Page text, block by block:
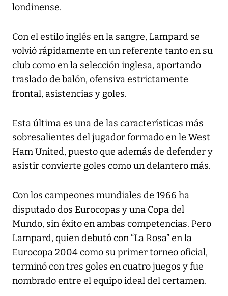
londinense.
Con el estilo inglés en la sangre, Lampard se
volvió rápidamente en un referente tanto en su
club como en la selección inglesa, aportando
traslado de balón, ofensiva estrictamente
frontal, asistencias y goles.
Esta última es una de las características más
sobresalientes del jugador formado en le West
Ham United, puesto que además de defender y
asistir convierte goles como un delantero más.
Con los campeones mundiales de 1966 ha
disputado dos Eurocopas y una Copa del
Mundo, sin éxito en ambas competencias. Pero
Lampard, quien debutó con “La Rosa” en la
Eurocopa 2004 como su primer torneo oficial,
terminó con tres goles en cuatro juegos y fue
nombrado entre el equipo ideal del certamen.